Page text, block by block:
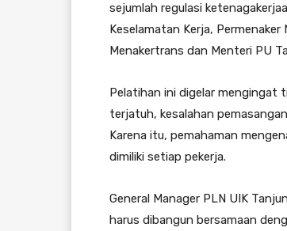
sejumlah regulasi
Keselamatan Kerja,
Menakertrans dan Menteri PU
Pelatihan ini digelar mengingat
terjatuh, kesalahan
Karena itu, pemahaman
dimiliki setiap pekerja.
General Manager PLN UIK
harus dibangun bersamaan